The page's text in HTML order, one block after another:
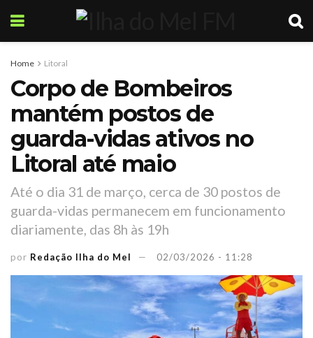
Home Litoral
Corpo de Bombeiros
mantém postos de
guarda-vidas ativos no
Litoral até maio
Até o dia 31 de março, cerca de 30 postos de
guarda-vidas permanecem em funcionamento
diariamente, das 8h às 19h
por Redação Ilha do Mel 02/03/2026 - 11:28